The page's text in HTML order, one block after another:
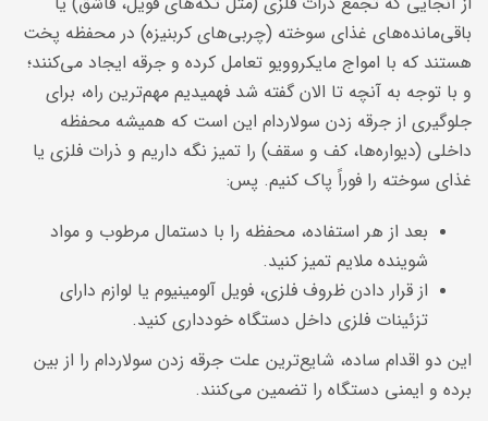
باقی‌مانده‌های غذای سوخته (چربی‌های کربنیزه) در محفظه پخت
هستند که با امواج مایکروویو تعامل کرده و جرقه ایجاد می‌کنند؛
و با توجه به آنچه تا الان گفته شد فهمیدیم مهم‌ترین راه، برای
جلوگیری از جرقه زدن سولاردام این است که همیشه محفظه
داخلی (دیواره‌ها، کف و سقف) را تمیز نگه داریم و ذرات فلزی یا
غذای سوخته را فوراً پاک کنیم. پس:
بعد از هر استفاده، محفظه را با دستمال مرطوب و مواد
شوینده ملایم تمیز کنید.
از قرار دادن ظروف فلزی، فویل آلومینیوم یا لوازم دارای
تزئینات فلزی داخل دستگاه خودداری کنید.
این دو اقدام ساده، شایع‌ترین علت جرقه زدن سولاردام را از بین
برده و ایمنی دستگاه را تضمین می‌کنند.